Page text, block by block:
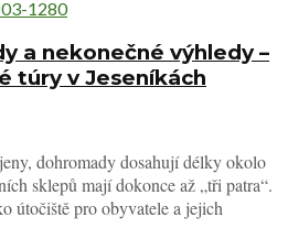
a nekonečné výhledy –
túry v Jeseníkách
dohromady dosahují délky okolo
sklepů mají dokonce až „tři patra“.
útočiště pro obyvatele a jejich